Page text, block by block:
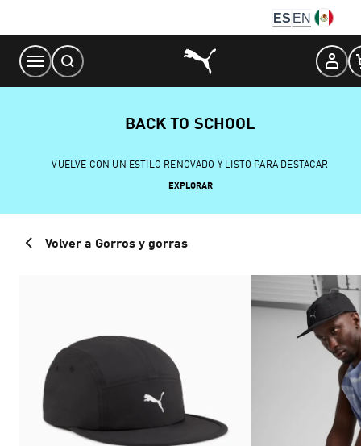
Content
ES EN
BACK TO SCHOOL
VUELVE CON UN ESTILO RENOVADO Y LISTO PARA DESTACAR
EXPLORAR
Volver a Gorros y gorras